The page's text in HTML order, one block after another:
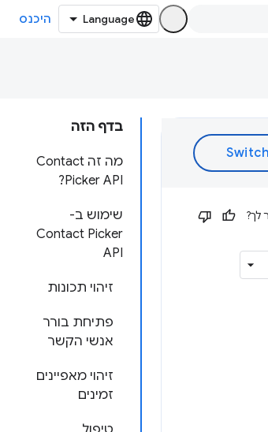
היכנס
בדף הזה
מה זה Contact
Picker API?
שימוש ב-
Contact Picker
API
זיהוי תכונות
פתיחת בורר
אנשי הקשר
זיהוי מאפיינים
זמינים
לך?